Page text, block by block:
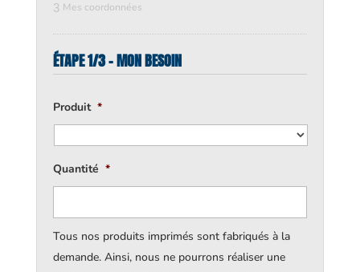
3 Mes coordonnées
ÉTAPE 1/3 - MON BESOIN
Produit *
Quantité *
Tous nos produits imprimés sont fabriqués à la
demande. Ainsi, nous ne pourrons réaliser une